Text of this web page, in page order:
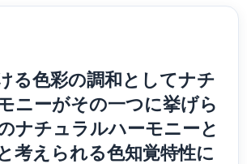
る色彩の調和としてナチ
ニーがその一つに挙げら
ナチュラルハーモニーと
考えられる色知覚特性に